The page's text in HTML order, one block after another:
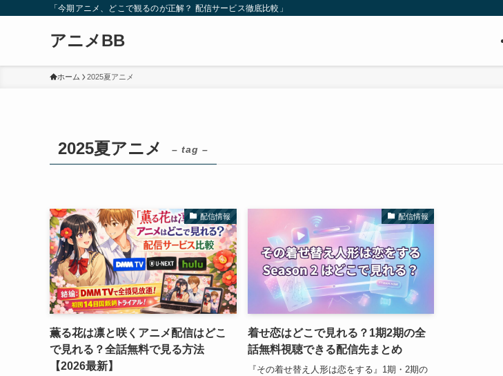
「今期アニメ、どこで観るのが正解？ 配信サービス徹底比較」
アニメBB
ホーム 2025夏アニメ
2025夏アニメ – tag –
配信情報
薫る花は凛と咲くアニメ配信はどこ
で見れる？全話無料で見る方法
【2026最新】
配信情報
着せ恋はどこで見れる？1期2期の全
話無料視聴できる配信先まとめ
『その着せ替え人形は恋をする』1期・2期の